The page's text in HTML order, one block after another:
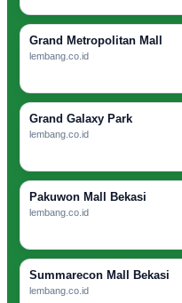
Grand Metropolitan Mall
lembang.co.id
Grand Galaxy Park
lembang.co.id
Pakuwon Mall Bekasi
lembang.co.id
Summarecon Mall Bekasi
lembang.co.id